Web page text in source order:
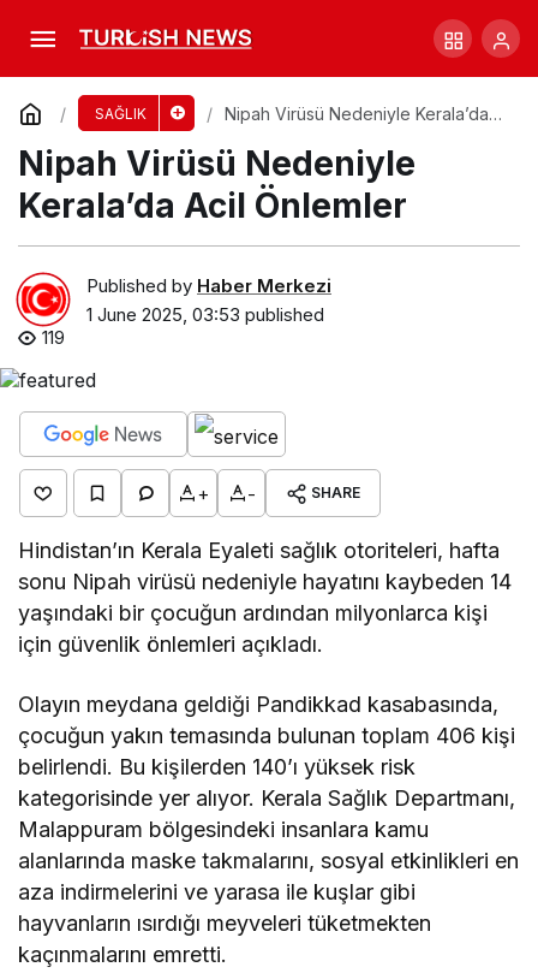
SAĞLIK
Nipah Virüsü Nedeniyle Kerala’da
Nipah Virüsü Nedeniyle
Kerala’da Acil Önlemler
Published by Haber Merkezi
1 June 2025, 03:53 published
119
+ - SHARE
Hindistan’ın Kerala Eyaleti sağlık otoriteleri, hafta
sonu Nipah virüsü nedeniyle hayatını kaybeden 14
yaşındaki bir çocuğun ardından milyonlarca kişi
için güvenlik önlemleri açıkladı.
Olayın meydana geldiği Pandikkad kasabasında,
çocuğun yakın temasında bulunan toplam 406 kişi
belirlendi. Bu kişilerden 140’ı yüksek risk
kategorisinde yer alıyor. Kerala Sağlık Departmanı,
Malappuram bölgesindeki insanlara kamu
alanlarında maske takmalarını, sosyal etkinlikleri en
aza indirmelerini ve yarasa ile kuşlar gibi
hayvanların ısırdığı meyveleri tüketmekten
kaçınmalarını emretti.
Yeni Kanser Aşısı: Hayat Kurtaran İlaç Artık
Erişimde!
Comment Share